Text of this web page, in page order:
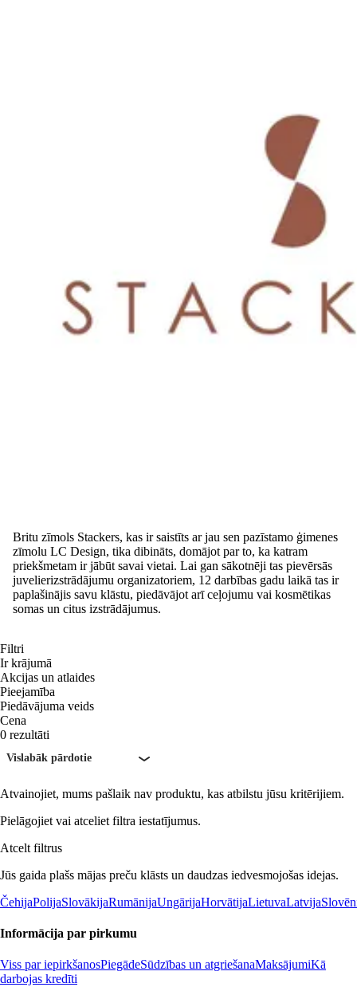
Britu zīmols Stackers, kas ir saistīts ar jau sen pazīstamo ģimenes
zīmolu LC Design, tika dibināts, domājot par to, ka katram
priekšmetam ir jābūt savai vietai. Lai gan sākotnēji tas pievērsās
juvelierizstrādājumu organizatoriem, 12 darbības gadu laikā tas ir
paplašinājis savu klāstu, piedāvājot arī ceļojumu vai kosmētikas
somas un citus izstrādājumus.
Filtri
Ir krājumā
Akcijas un atlaides
Pieejamība
Piedāvājuma veids
Cena
0 rezultāti
Vislabāk pārdotie
Atvainojiet, mums pašlaik nav produktu, kas atbilstu jūsu kritērijiem.
Pielāgojiet vai atceliet filtra iestatījumus.
Atcelt filtrus
Jūs gaida plašs mājas preču klāsts un daudzas iedvesmojošas idejas.
ČehijaPolijaSlovākijaRumānijaUngārijaHorvātijaLietuvaLatvija
Informācija par pirkumu
Viss par iepirkšanosPiegādeSūdzības un atgriešanaMaksājumiKā
darbojas kredīti